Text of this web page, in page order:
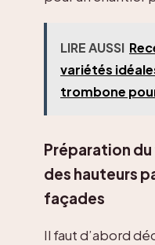
LIRE AUSSI
variétés
trombone
Préparation
des hauteurs
façades
Il faut d’abord